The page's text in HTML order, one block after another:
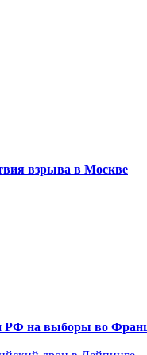
взрыва в Москве
РФ на выборы во